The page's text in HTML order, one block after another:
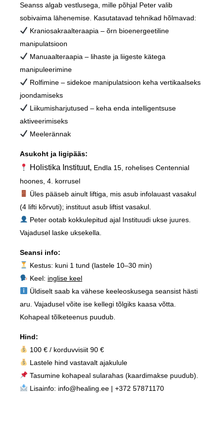
Seanss algab vestlusega, mille põhjal Peter valib
sobivaima lähenemise. Kasutatavad tehnikad hõlmavad:
Kraniosakraalteraapia – õrn bioenergeetiline
manipulatsioon
Manuaalteraapia – lihaste ja liigeste kätega
manipuleerimine
Rolfimine– sidekoe manipulatsioon keha vertikaalseks
joondamiseks
Liikumisharjutused – keha enda intelligentsuse
aktiveerimiseks
Meelerännak
Asukoht ja ligipääs:
Holistika Instituut, Endla 15, rohelises Centennial
hoones, 4. korrusel
Üles pääseb ainult liftiga , mis asub infolauast vasakul
(4 lifti kõrvuti); instituut asub liftist vasakul.
Peter ootab kokkulepitud ajal Instituudi ukse juures.
Vajadusel laske uksekella.
Seansi info:
Kestus: kuni 1 tund (lastele 10–30 min)
Keel: inglise keel
Üldiselt saab ka vähese keeleoskusega seansist hästi
aru. Vajadusel võite ise kellegi tõlgiks kaasa võtta.
Kohapeal tõlketeenus puudub.
Hind:
100 € / korduvvisiit 90 €
Lastele hind vastavalt ajakulule
Tasumine kohapeal sularahas (kaardimakse puudub).
L isainfo: info@healing.ee| +372 57871170